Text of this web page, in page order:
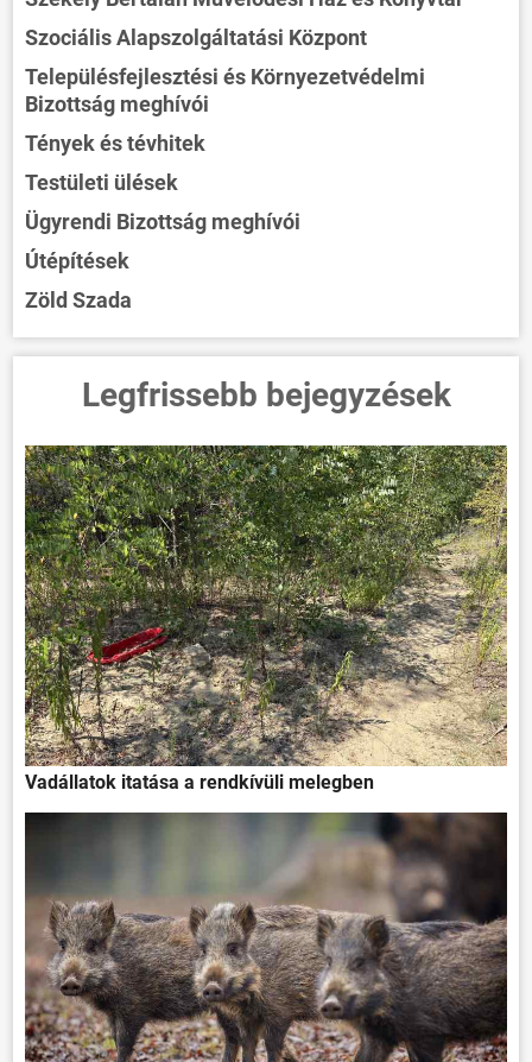
ÖNKORMÁNYZAT
ÜGYINTÉZÉS
KÖZÖSSÉG
HÍREK
VÁLASZTÁSOK
Szociális Alapszolgáltatási Központ
Településfejlesztési és Környezetvédelmi
Bizottság meghívói
Tények és tévhitek
Testületi ülések
Ügyrendi Bizottság meghívói
Útépítések
Zöld Szada
Legfrissebb bejegyzések
Vadállatok itatása a rendkívüli melegben